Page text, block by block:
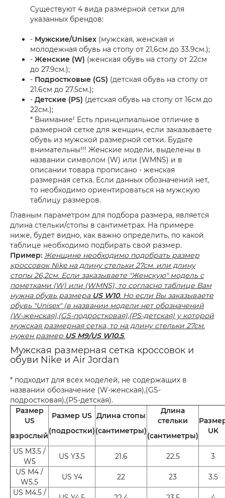
Существуют 4 вида размерной сетки для
указанных брендов:
- Мужские/Unisex (мужская, женская и
молодежная обувь на стопу от 21,6см до 33.9см.);
- Женские (W) (женская обувь на стопу от 22см
до 27.9см.);
- Подростковые (GS) (детская обувь на стопу от
21.6см до 27.5см.);
- Детские (PS) (детская обувь на стопу от 16см до
22см.);
* Внимание! Есть принципиальное отличие в
размерной сетке для женщин, если заказываете
обувь из мужской размерной сетки. Будьте
внимательны!!! Женские модели, выделены в
названии символом (W) или (WMNS) и в
описании товара прописано - женская
размерная сетка. Если данных обозначений нет,
то необходимо ориентироваться на мужскую
таблицу размеров.
Главным параметром для подбора размера, является
длина стельки/стопы в сантиметрах. На примере
ниже, будет видно, как важно определить, по какой
таблице необходимо подбирать свой размер.
Пример: Женщине необходимо подобрать размер
кроссовок Nike на длину стельки 27см. или длину
стопы 26,2см. Если заказываете "Женскую" модель с
пометками (W) или (WMNS), то согласно таблице Вам
нужна обувь размера US W10. Но если Вы заказываете
обувь "Unisex" (в названии модели нет обозначений
(W-женская),(GS-подростковая),(PS-детская) у которой
мужская размерная сетка, то на длину стельки 27см.
нужен размер US M9/US W10.5.
Мужская размерная сетка кроссовок и
обуви Nike и Air Jordan
* подходит для всех моделей, не содержащих в
названии обозначение (W-женская),(GS-
подростковая),(PS-детская).
Размер
US
взрослый
Размер US
(подростки)
Длина стопы
(сантиметры)
Длина
стельки
(сантиметры)
UK
US M3.5 /
W5
US Y3.5 21.6 22.5
3
US M4 /
W5.5
US Y4 22 23
3.5
US M4.5 /